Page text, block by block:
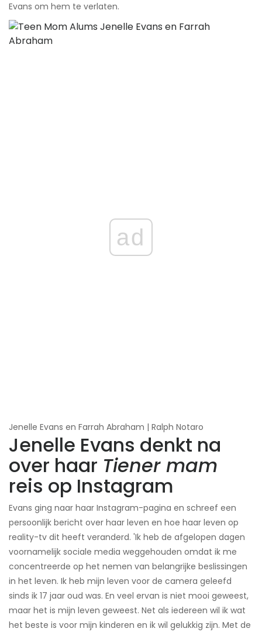
Evans om hem te verlaten.
ad
Jenelle Evans en Farrah Abraham | Ralph Notaro
Jenelle Evans denkt na
over haar Tiener mam
reis op Instagram
Evans ging naar haar Instagram-pagina en schreef een
persoonlijk bericht over haar leven en hoe haar leven op
reality-tv dit heeft veranderd. 'Ik heb de afgelopen dagen
voornamelijk sociale media weggehouden omdat ik me
concentreerde op het nemen van belangrijke beslissingen
in het leven. Ik heb mijn leven voor de camera geleefd
sinds ik 17 jaar oud was. En veel ervan is niet mooi geweest,
maar het is mijn leven geweest. Net als iedereen wil ik wat
het beste is voor mijn kinderen en ik wil gelukkig zijn. Met de